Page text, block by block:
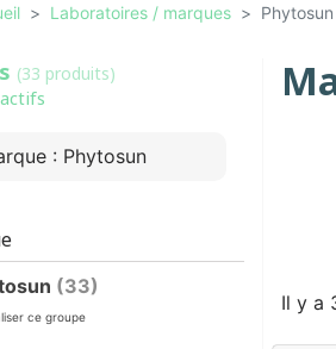
Laboratoires / marques Phytosun
(33 produits)
: Phytosun
(33)
ce groupe
Il y a